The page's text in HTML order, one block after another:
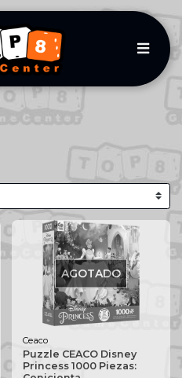
AGOTADO
Ceaco
Puzzle CEACO Disney
Princess 1000 Piezas: